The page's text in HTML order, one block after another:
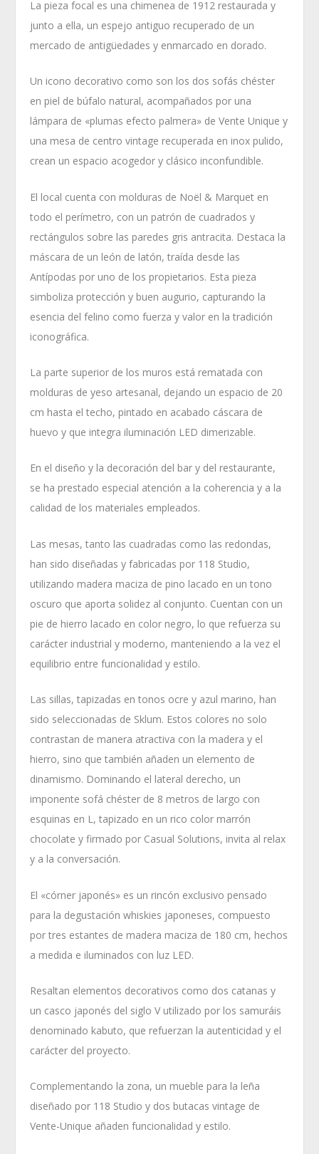
La pieza focal es una chimenea de 1912 restaurada y
junto a ella, un espejo antiguo recuperado de un
mercado de antigüedades y enmarcado en dorado.
Un icono decorativo como son los dos sofás chéster
en piel de búfalo natural, acompañados por una
lámpara de «plumas efecto palmera» de Vente Unique y
una mesa de centro vintage recuperada en inox pulido,
crean un espacio acogedor y clásico inconfundible.
El local cuenta con molduras de Noël & Marquet en
todo el perímetro, con un patrón de cuadrados y
rectángulos sobre las paredes gris antracita. Destaca la
máscara de un león de latón, traída desde las
Antípodas por uno de los propietarios. Esta pieza
simboliza protección y buen augurio, capturando la
esencia del felino como fuerza y valor en la tradición
iconográfica.
La parte superior de los muros está rematada con
molduras de yeso artesanal, dejando un espacio de 20
cm hasta el techo, pintado en acabado cáscara de
huevo y que integra iluminación LED dimerizable.
En el diseño y la decoración del bar y del restaurante,
se ha prestado especial atención a la coherencia y a la
calidad de los materiales empleados.
Las mesas, tanto las cuadradas como las redondas,
han sido diseñadas y fabricadas por 118 Studio,
utilizando madera maciza de pino lacado en un tono
oscuro que aporta solidez al conjunto. Cuentan con un
pie de hierro lacado en color negro, lo que refuerza su
carácter industrial y moderno, manteniendo a la vez el
equilibrio entre funcionalidad y estilo.
Las sillas, tapizadas en tonos ocre y azul marino, han
sido seleccionadas de Sklum. Estos colores no solo
contrastan de manera atractiva con la madera y el
hierro, sino que también añaden un elemento de
dinamismo. Dominando el lateral derecho, un
imponente sofá chéster de 8 metros de largo con
esquinas en L, tapizado en un rico color marrón
chocolate y firmado por Casual Solutions, invita al relax
y a la conversación.
El «córner japonés» es un rincón exclusivo pensado
para la degustación whiskies japoneses, compuesto
por tres estantes de madera maciza de 180 cm, hechos
a medida e iluminados con luz LED.
Resaltan elementos decorativos como dos catanas y
un casco japonés del siglo V utilizado por los samuráis
denominado kabuto, que refuerzan la autenticidad y el
carácter del proyecto.
Complementando la zona, un mueble para la leña
diseñado por 118 Studio y dos butacas vintage de
Vente-Unique añaden funcionalidad y estilo.